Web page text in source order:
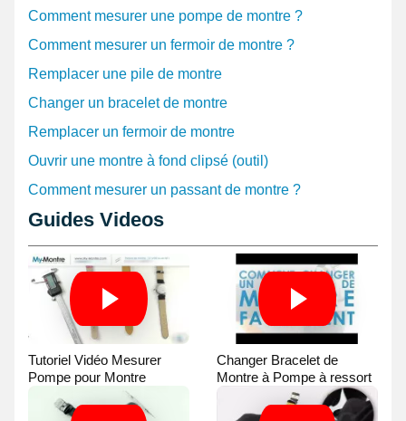
Comment mesurer une pompe de montre ?
Comment mesurer un fermoir de montre ?
Remplacer une pile de montre
Changer un bracelet de montre
Remplacer un fermoir de montre
Ouvrir une montre à fond clipsé (outil)
Comment mesurer un passant de montre ?
Guides Videos
Tutoriel Vidéo Mesurer
Pompe pour Montre
Changer Bracelet de
Montre à Pompe à ressort
- Guide Vidéo